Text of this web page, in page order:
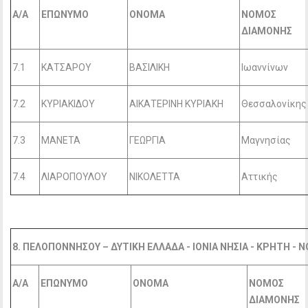
Α/Α ΕΠΩΝΥΜΟ ΟΝΟΜΑ
ΝΟΜΟΣ
ΔΙΑΜΟΝΗΣ
7.1 ΚΑΤΣΑΡΟΥ ΒΑΣΙΛΙΚΗ Ιωαννίνων
7.2 ΚΥΡΙΑΚΙΔΟΥ ΑΙΚΑΤΕΡΙΝΗ ΚΥΡΙΑΚΗ Θεσσαλονίκης
7.3 ΜΑΝΕΤΑ ΓΕΩΡΓΙΑ Μαγνησίας
7.4 ΛΙΑΡΟΠΟΥΛΟΥ ΝΙΚΟΛΕΤΤΑ Αττικής
8. ΠΕΛΟΠΟΝΝΗΣΟΥ – ΔΥΤΙΚΗ ΕΛΛΑΔΑ - ΙΟΝΙΑ ΝΗΣΙΑ - ΚΡΗΤΗ -
Α/Α ΕΠΩΝΥΜΟ ΟΝΟΜΑ
ΝΟΜΟΣ
ΔΙΑΜΟΝΗΣ